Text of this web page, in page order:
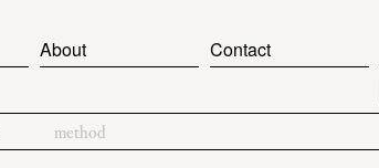
About Contact
method